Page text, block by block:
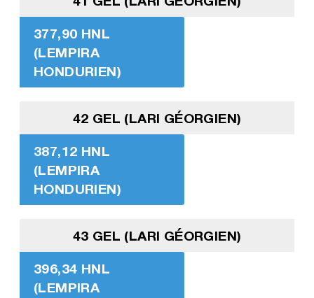
377,90 HNL
(LEMPIRA
HONDURIEN)
42 GEL (LARI GÉORGIEN)
387,12 HNL
(LEMPIRA
HONDURIEN)
43 GEL (LARI GÉORGIEN)
396,34 HNL
(LEMPIRA